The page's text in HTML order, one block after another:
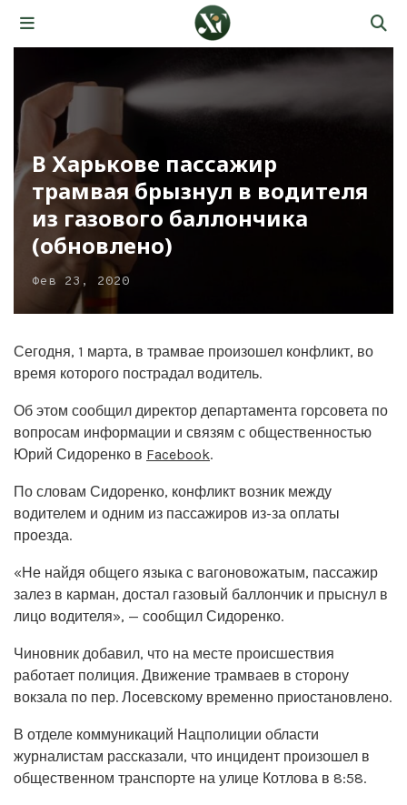
В Харькове пассажир
трамвая брызнул в водителя
из газового баллончика
(обновлено)
Фев 23, 2020
Сегодня, 1 марта, в трамвае произошел конфликт, во
время которого пострадал водитель.
Об этом сообщил директор департамента горсовета по
вопросам информации и связям с общественностью
Юрий Сидоренко в Facebook.
По словам Сидоренко, конфликт возник между
водителем и одним из пассажиров из-за оплаты
проезда.
«Не найдя общего языка с вагоновожатым, пассажир
залез в карман, достал газовый баллончик и прыснул в
лицо водителя», — сообщил Сидоренко.
Чиновник добавил, что на месте происшествия
работает полиция. Движение трамваев в сторону
вокзала по пер. Лосевскому временно приостановлено.
В отделе коммуникаций Нацполиции области
журналистам рассказали, что инцидент произошел в
общественном транспорте на улице Котлова в 8:58.